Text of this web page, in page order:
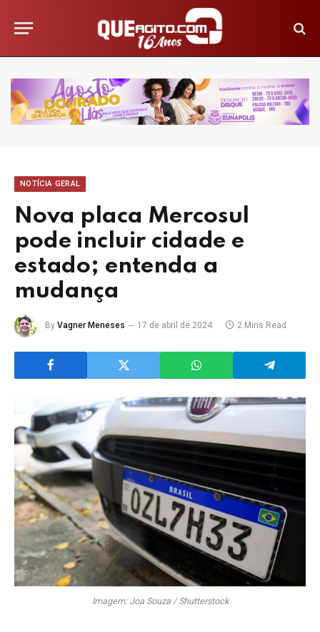
NOTÍCIA GERAL
Nova placa Mercosul
pode incluir cidade e
estado; entenda a
mudança
By Vagner Meneses 17 de abril de 2024 2 Mins Read
Imagem: Joa Souza / Shutterstock